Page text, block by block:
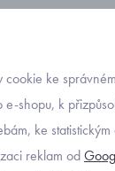
cookie ke
shopu, k
ke
reklam od